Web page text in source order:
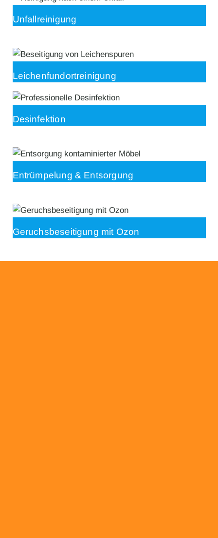
Unfallreinigung
Leichenfundortreinigung
Desinfektion
Entrümpelung & Entsorgung
Geruchsbeseitigung mit Ozon